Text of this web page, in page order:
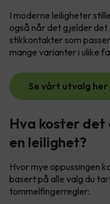
I moderne leiligheter
også når det gjelder det
stikkontakter som
mange varianter i ulike
Se vårt utvalg her
Hva koster det
en leilighet?
Hvor mye oppussingen
basert på alle valg du
tommelfingerregler: